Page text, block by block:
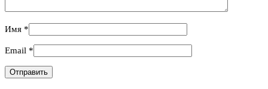
Имя *
Email *